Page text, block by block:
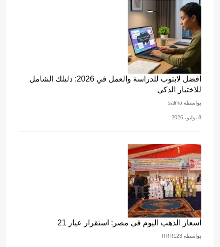
أفضل لابتوب للدراسة والعمل في 2026: دليلك الشامل
للاختيار الذكي
بواسطة salma
8 يوليو، 2026
أسعار الذهب اليوم في مصر: استقرار عيار 21
بواسطة RRR123